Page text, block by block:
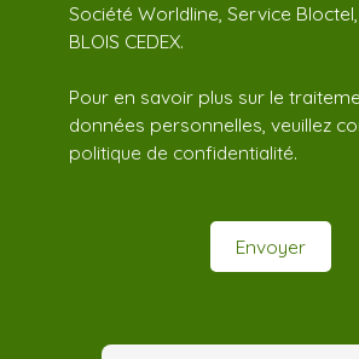
Société Worldline, Service Bloctel,
BLOIS CEDEX.
Pour en savoir plus sur le
données personnelles, veuillez
politique de confidentialité.
Envoyer